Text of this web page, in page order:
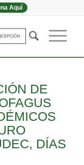
Aquí
DE
DÍAS